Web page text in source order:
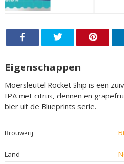
Eigenschappen
Moersleutel Rocket Ship is een
IPA met citrus, dennen en
bier uit de Blueprints serie.
Brouwerij
Land